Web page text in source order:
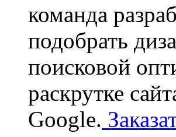
команда
подобрать
поисковой
раскрутке
Google.